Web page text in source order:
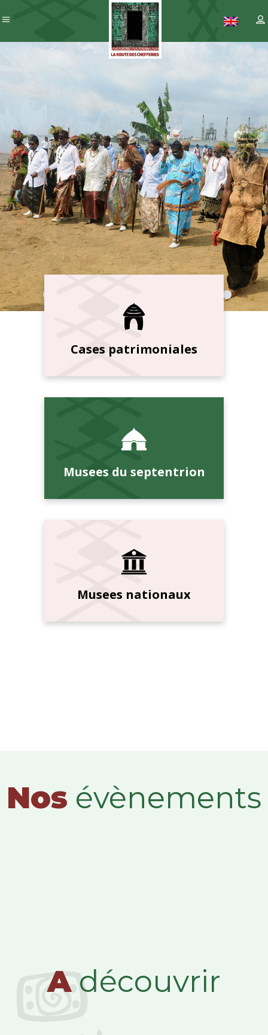
Patrimoine
– ICC
Cases patrimoniales
Musees du septentrion
Musees nationaux
Nos évènements
Adécouvrir